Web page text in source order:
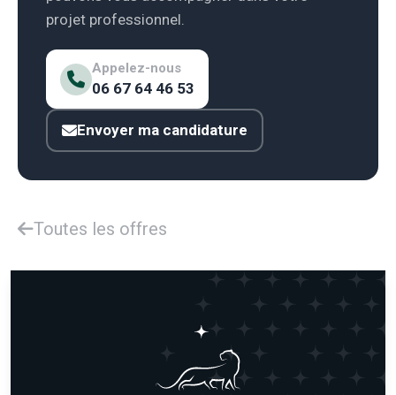
projet professionnel.
Appelez-nous
06 67 64 46 53
Envoyer ma candidature
Toutes les offres